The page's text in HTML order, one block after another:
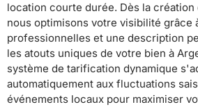
location courte durée. Dès la création
nous optimisons votre visibilité grâce
professionnelles et une description
les atouts uniques de votre bien à
système de tarification dynamique
automatiquement aux fluctuations
événements locaux pour maximiser